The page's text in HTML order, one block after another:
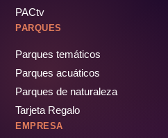
PACtv
PARQUES
Parques temáticos
Parques acuáticos
Parques de naturaleza
Tarjeta Regalo
EMPRESA